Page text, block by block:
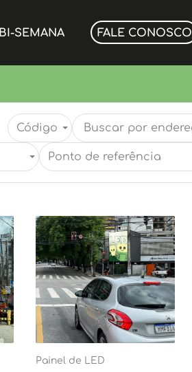
BI-SEMANA FALE CONOSCO
Código
Ponto de referência
Painel de LED